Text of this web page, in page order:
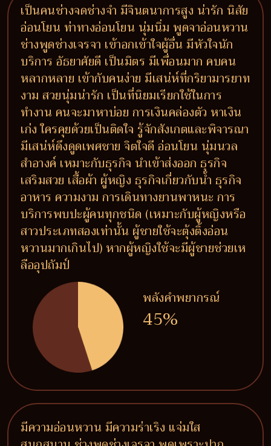
เป็นคนช่างจดช่างจำ มีจินตนาการสูง น่ารัก นิสัย
อ่อนโยน ท่าทางอ่อนโยน นุ่มนิ่ม พูดจาอ่อนหวาน
ช่างพูดช่างเจรจา เข้าอกเข้าใจผู้อื่น มีหัวใจนัก
บริการ อัธยาศัยดี เป็นมิตร มีเพื่อนมาก คบคน
หลากหลาย เข้ากับคนง่าย มีเสน่ห์ที่กริยามารยาท
งาม สวยนุ่มน่ารัก เป็นที่นิยมเรียกใช้ในการ
ทำงาน คนจะมาหาบ่อย การเงินคล่องตัว หาเงิน
เก่ง ใครคุยด้วยเป็นติดใจ รู้จักสังเกตและพิจารณา
มีเสน่ห์ดึงดูดเพศชาย จิตใจดี อ่อนโยน นุ่มนวล
สำอางค์ เหมาะกับธุรกิจ นำเข้าส่งออก ธุรกิจ
เสริมสวย เสื้อผ้า ผู้หญิง ธุรกิจเกี่ยวกับน้ำ ธุรกิจ
อาหาร ความงาม การเดินทางยานพาหนะ การ
บริการพบปะผู้คนทุกชนิด (เหมาะกับผู้หญิงหรือ
สาวประเภทสองเท่านั้น ผู้ชายใช้จะตุ้งติ้งอ่อน
หวานมากเกินไป) หากผู้หญิงใช้จะมีผู้ชายช่วยเห
ลืออุปถัมป์
พลังคำพยากรณ์
45%
มีความอ่อนหวาน มีความร่าเริง แจ่มใส